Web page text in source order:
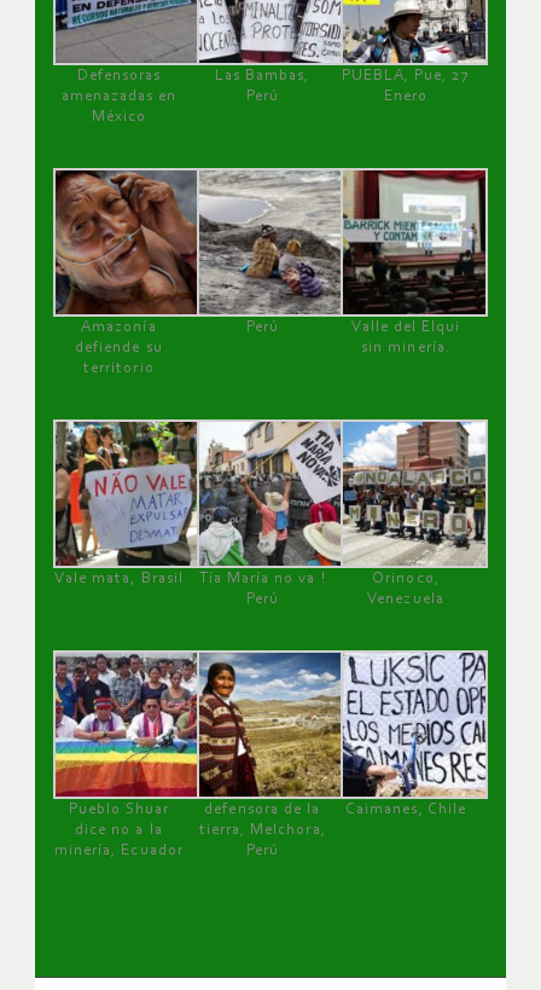
Defensoras
amenazadas en
México
Las Bambas,
Perú
PUEBLA, Pue, 27
Enero
Amazonía
defiende su
territorio
Perú
Valle del Elqui
sin minería.
Vale mata, Brasil
Tía María no va !
Perú
Orinoco,
Venezuela
Pueblo Shuar
dice no a la
minería, Ecuador
defensora de la
tierra, Melchora,
Perú
Caimanes, Chile